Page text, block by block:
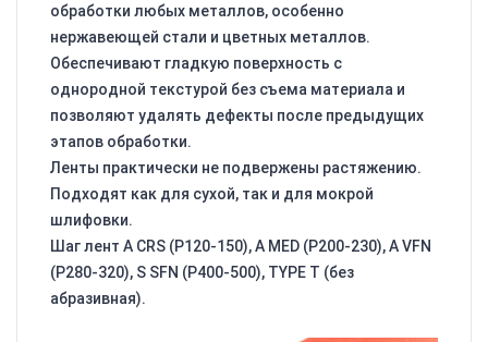
обработки любых металлов, особенно
нержавеющей стали и цветных металлов.
Обеспечивают гладкую поверхность с
однородной текстурой без съема материала и
позволяют удалять дефекты после предыдущих
этапов обработки.
Ленты практически не подвержены растяжению.
Подходят как для сухой, так и для мокрой
шлифовки.
Шаг лент A CRS (Р120-150), A MED (Р200-230), A VFN
(Р280-320), S SFN (Р400-500), TYPE T (без
абразивная).